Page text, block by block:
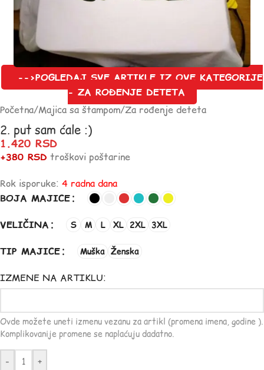
-->POGLEDAJ SVE ARTIKLE IZ OVE KATEGORIJE
- ZA ROĐENJE DETETA
Početna/Majica sa štampom/Za rođenje deteta
2. put sam ćale :)
1.420 RSD
+380 RSD troškovi poštarine
Rok isporuke: 4 radna dana
BOJA MAJICE
VELIČINA S M L XL 2XL 3XL
TIP MAJICE Muška Ženska
IZMENE NA ARTIKLU:
Ovde možete uneti izmenu vezanu za artikl (promena imena, godine ).
Komplikovanije promene se naplaćuju dadatno.
- +